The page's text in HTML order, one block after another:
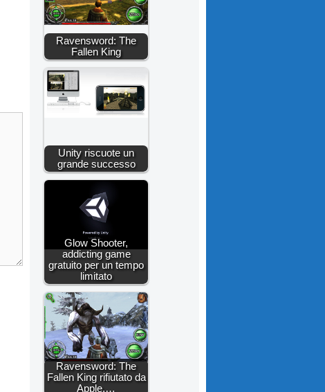
Ravensword: The
Fallen King
Unity riscuote un
grande successo
Glow Shooter,
addicting game
gratuito per un tempo
limitato
Ravensword: The
Fallen King rifiutato da
Apple,…